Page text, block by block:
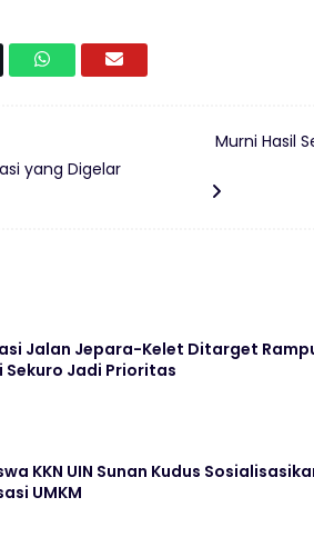
yang Digelar
Murni Hasil
Jalan Jepara-Kelet Ditarget
Sekuro Jadi Prioritas
KKN UIN Sunan Kudus
UMKM